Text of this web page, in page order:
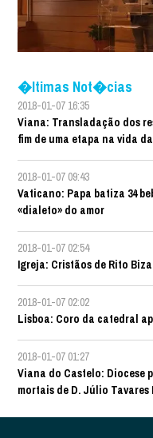
�ltimas Not�cias
2018-01-07 16:35
Viana: Transladação dos
fim de uma etapa na vida
2018-01-07 09:43
Vaticano: Papa batiza 34
«dialeto» do amor
2018-01-07 02:54
Igreja: Cristãos de Rito
2018-01-07 02:02
Lisboa: Coro da catedral
2018-01-07 01:27
Viana do Castelo: Diocese
mortais de D. Júlio Tavares